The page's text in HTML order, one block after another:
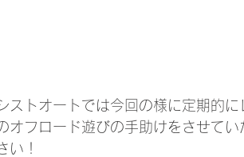
ストオートでは今回の様に定期的
オフロード遊びの手助けをさせて
い！